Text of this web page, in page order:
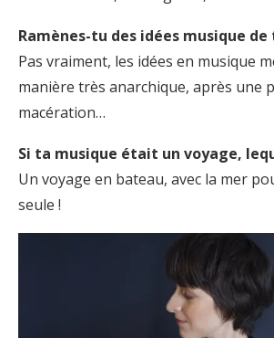
Ramènes-tu des idées musique de
Pas vraiment, les idées en musique
manière très anarchique, après une
macération…
Si ta musique était un voyage,
Un voyage en bateau, avec la mer
seule !